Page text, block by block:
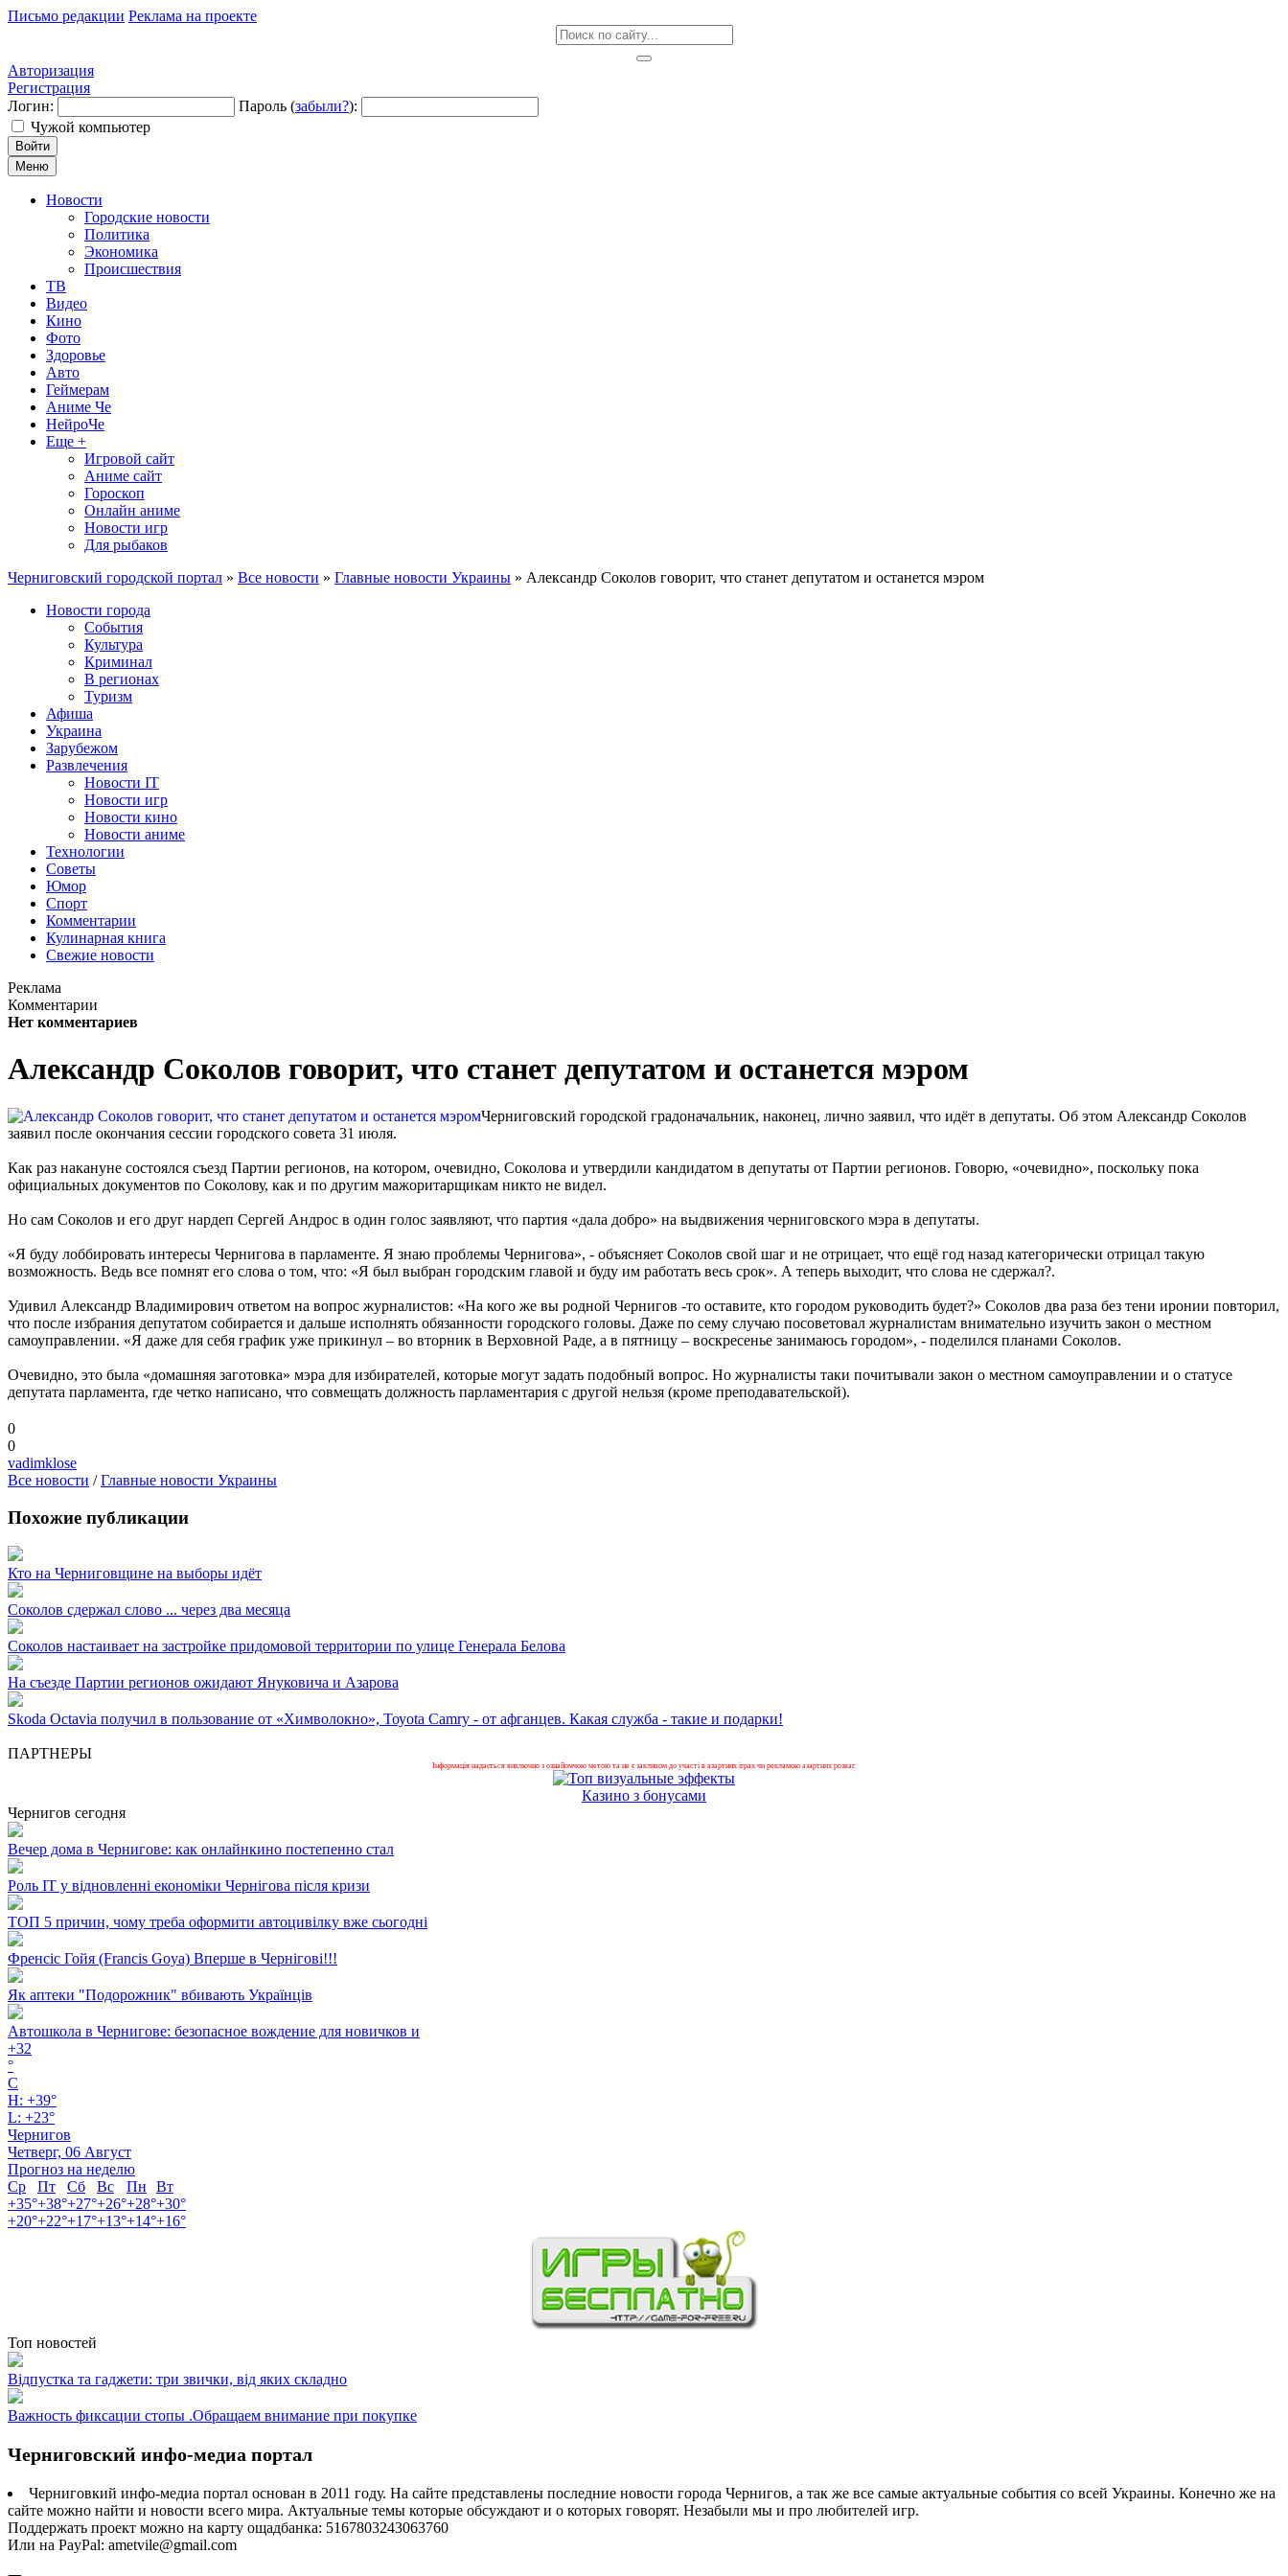
Письмо редакции Реклама на проекте
Авторизация
Регистрация
Логин:
Пароль (забыли?):
Чужой компьютер
Войти
Меню
Новости
Городские новости
Политика
Экономика
Происшествия
ТВ
Видео
Кино
Фото
Здоровье
Авто
Геймерам
Аниме Че
НейроЧе
Еще +
Игровой сайт
Аниме сайт
Гороскоп
Онлайн аниме
Новости игр
Для рыбаков
Черниговский городской портал » Все новости » Главные новости Украины » Александр Соколов говорит, что станет депутатом и останется мэром
Новости города
События
Культура
Криминал
В регионах
Туризм
Афиша
Украина
Зарубежом
Развлечения
Новости IT
Новости игр
Новости кино
Новости аниме
Технологии
Советы
Юмор
Спорт
Комментарии
Кулинарная книга
Свежие новости
Реклама
Комментарии
Нет комментариев
Александр Соколов говорит, что станет депутатом и останется мэром
Черниговский городской градоначальник, наконец, лично заявил, что идёт в депутаты. Об этом Александр Соколов
заявил после окончания сессии городского совета 31 июля.
Как раз накануне состоялся съезд Партии регионов, на котором, очевидно, Соколова и утвердили кандидатом в депутаты от Партии регионов. Говорю, «очевидно», поскольку пока
официальных документов по Соколову, как и по другим мажоритарщикам никто не видел.
Но сам Соколов и его друг нардеп Сергей Андрос в один голос заявляют, что партия «дала добро» на выдвижения черниговского мэра в депутаты.
«Я буду лоббировать интересы Чернигова в парламенте. Я знаю проблемы Чернигова», - объясняет Соколов свой шаг и не отрицает, что ещё год назад категорически отрицал такую
возможность. Ведь все помнят его слова о том, что: «Я был выбран городским главой и буду им работать весь срок». А теперь выходит, что слова не сдержал?.
Удивил Александр Владимирович ответом на вопрос журналистов: «На кого же вы родной Чернигов -то оставите, кто городом руководить будет?» Соколов два раза без тени иронии повторил,
что после избрания депутатом собирается и дальше исполнять обязанности городского головы. Даже по сему случаю посоветовал журналистам внимательно изучить закон о местном
самоуправлении. «Я даже для себя график уже прикинул – во вторник в Верховной Раде, а в пятницу – воскресенье занимаюсь городом», - поделился планами Соколов.
Очевидно, это была «домашняя заготовка» мэра для избирателей, которые могут задать подобный вопрос. Но журналисты таки почитывали закон о местном самоуправлении и о статусе
депутата парламента, где четко написано, что совмещать должность парламентария с другой нельзя (кроме преподавательской).
0
0
vadimklose
Все новости /Главные новости Украины
Похожие публикации
Кто на Черниговщине на выборы идёт
Соколов сдержал слово ... через два месяца
Соколов настаивает на застройке придомовой территории по улице Генерала Белова
На съезде Партии регионов ожидают Януковича и Азарова
Skoda Octavia получил в пользование от «Химволокно», Тоуоtа Саmrу - от афганцев. Какая служба - такие и подарки!
ПАРТНЕРЫ
Інформація надається виключно з ознайомчою метою та не є закликом до участі в азартних іграх чи рекламою азартних розваг.
Казино з бонусами
Чернигов сегодня
Вечер дома в Чернигове: как онлайнкино постепенно стал
Роль ІТ у відновленні економіки Чернігова після кризи
ТОП 5 причин, чому треба оформити автоцивілку вже сьогодні
Френсіс Гойя (Francis Goya) Вперше в Чернігові!!!
Як аптеки "Подорожник" вбивають Українців
Автошкола в Чернигове: безопасное вождение для новичков и
+32
°
C
H: +39°
L: +23°
Чернигов
Четверг, 06 Август
Прогноз на неделю
Ср
Пт Сб Вс Пн
Вт
+35°+38°+27°+26°+28°+30°
+20°+22°+17°+13°+14°+16°
Топ новостей
Відпустка та гаджети: три звички, від яких складно
Важность фиксации стопы .Обращаем внимание при покупке
Черниговский инфо-медиа портал
Черниговкий инфо-медиа портал основан в 2011 году. На сайте представлены последние новости города Чернигов, а так же все самые актуальные события со всей Украины. Конечно же на
сайте можно найти и новости всего мира. Актуальные темы которые обсуждают и о которых говорят. Незабыли мы и про любителей игр.
Поддержать проект можно на карту ощадбанка: 5167803243063760
Или на PayPal: ametvile@gmail.com